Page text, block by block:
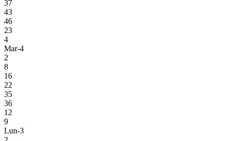
37
43
46
23
4
Mar-4
2
8
16
22
35
36
12
9
Lun-3